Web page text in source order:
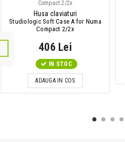
Husa claviaturi
Studiologic Soft Case A for Numa
Compact 2/2x
406 Lei
IN STOC
ADAUGA IN COS